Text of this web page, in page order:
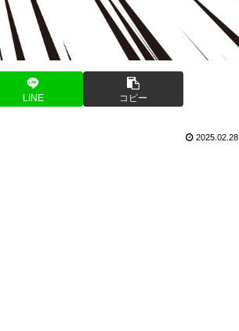
LINE コピー
2025.02.28